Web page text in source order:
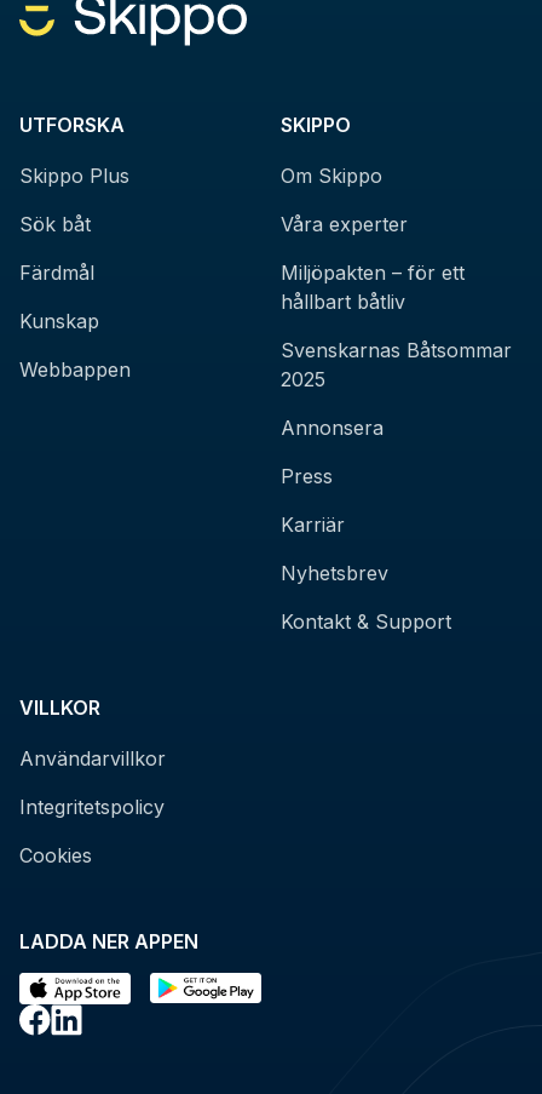
LADDA NER APPEN
UTFORSKA
Skippo Plus
Sök båt
Färdmål
Kunskap
Webbappen
SKIPPO
Om Skippo
Våra experter
Miljöpakten – för ett
hållbart båtliv
Svenskarnas Båtsommar
2025
Annonsera
Press
Karriär
Nyhetsbrev
Kontakt & Support
VILLKOR
Användarvillkor
Integritetspolicy
Cookies